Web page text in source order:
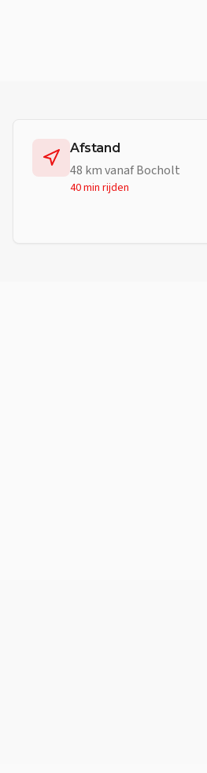
Afstand
48 km vanafBocholt
40 min rijden